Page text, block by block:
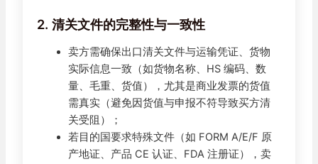
2. 清关文件的完整性与一致性
卖方需确保出口清关文件与运输凭证、货物
实际信息一致（如货物名称、HS 编码、数
量、毛重、货值），尤其是商业发票的货值
需真实（避免因货值与申报不符导致买方清
关受阻）；
若目的国要求特殊文件（如 FORM A/E/F 原
产地证、产品 CE 认证、FDA 注册证），卖